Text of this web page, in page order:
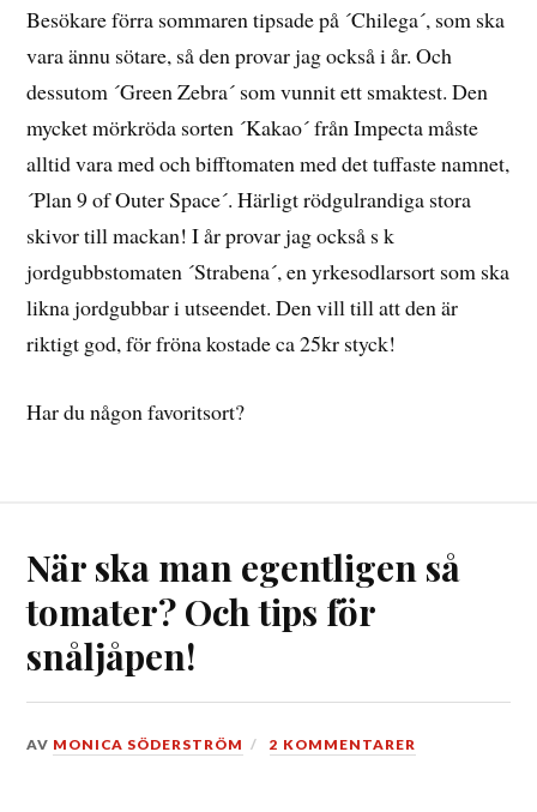
Besökare förra sommaren tipsade på ´Chilega´, som ska
vara ännu sötare, så den provar jag också i år. Och
dessutom ´Green Zebra´ som vunnit ett smaktest. Den
mycket mörkröda sorten ´Kakao´ från Impecta måste
alltid vara med och bifftomaten med det tuffaste namnet,
´Plan 9 of Outer Space´. Härligt rödgulrandiga stora
skivor till mackan! I år provar jag också s k
jordgubbstomaten ´Strabena´, en yrkesodlarsort som ska
likna jordgubbar i utseendet. Den vill till att den är
riktigt god, för fröna kostade ca 25kr styck!
Har du någon favoritsort?
När ska man egentligen så
tomater? Och tips för
snåljåpen!
DEN
AV MONICA SÖDERSTRÖM 2 KOMMENTARER